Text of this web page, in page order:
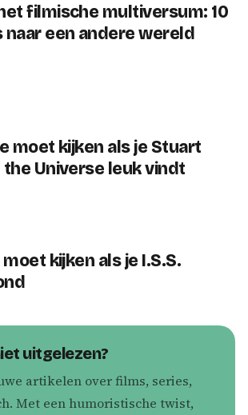
filmische multiversum: 10
naar een andere wereld
moet kijken als je Stuart
the Universe leuk vindt
kijken als je I.S.S.
uitgelezen?
artikelen over films, series,
Met een humoristische twist,